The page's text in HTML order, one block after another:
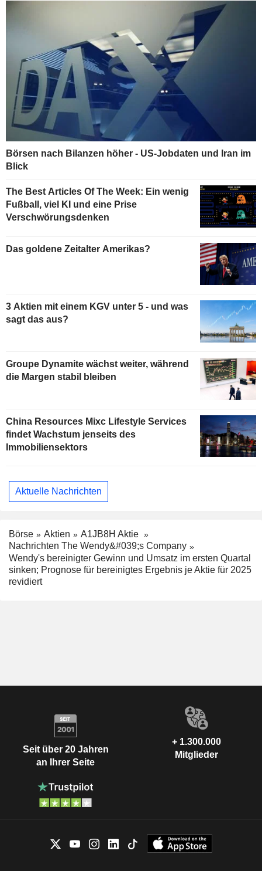
Börsen nach Bilanzen höher - US-Jobdaten und Iran im
Blick
The Best Articles Of The Week: Ein wenig
Fußball, viel KI und eine Prise
Verschwörungsdenken
Das goldene Zeitalter Amerikas?
3 Aktien mit einem KGV unter 5 - und was
sagt das aus?
Groupe Dynamite wächst weiter, während
die Margen stabil bleiben
China Resources Mixc Lifestyle Services
findet Wachstum jenseits des
Immobiliensektors
Aktuelle Nachrichten
Börse Aktien
A1JB8H Aktie
Nachrichten The Wendy&#039;s Company
Wendy's bereinigter Gewinn und Umsatz im ersten Quartal
sinken; Prognose für bereinigtes Ergebnis je Aktie für 2025
revidiert
Seit über 20 Jahren
an Ihrer Seite
+ 1.300.000
Mitglieder